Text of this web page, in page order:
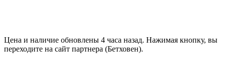
Цена и наличие обновлены 4 часа назад. Нажимая кнопку, вы
переходите на сайт партнера (Бетховен).